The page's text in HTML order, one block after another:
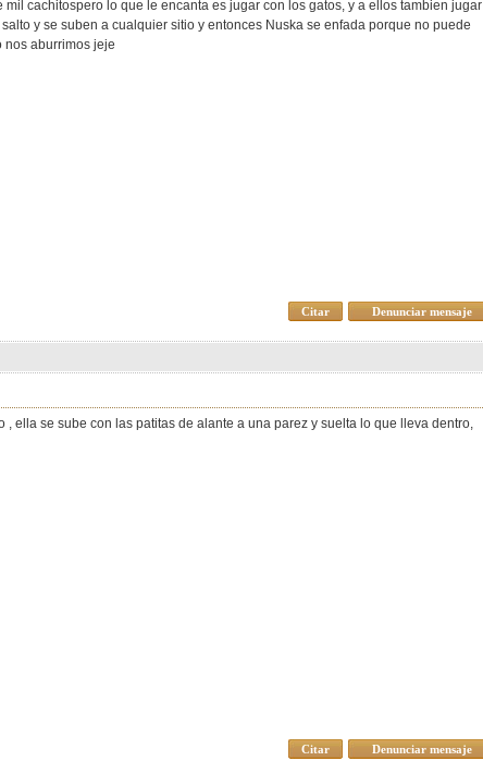
cachitospero lo que le encanta es jugar con los gatos, y a ellos tambien jugar
y se suben a cualquier sitio y entonces Nuska se enfada porque no puede
nos aburrimos jeje
Denunciar mensaje
Citar
ella se sube con las patitas de alante a una parez y suelta lo que lleva dentro,
Denunciar mensaje
Citar